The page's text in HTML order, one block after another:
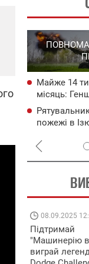
Майже 14
місяць:
пожежі в
08.09.2025
Підтримай
"Машинерію
виграй